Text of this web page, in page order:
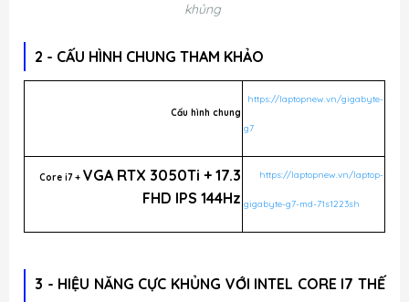
khủng
2 - CẤU HÌNH CHUNG THAM KHẢO
Cấu hình chung
https://laptopnew.vn/gigabyte-
g7
Core i7 + VGA RTX 3050Ti + 17.3
FHD IPS 144Hz
https://laptopnew.vn/laptop-
gigabyte-g7-md-71s1223sh
3 - HIỆU NĂNG CỰC KHỦNG VỚI INTEL CORE I7 THẾ